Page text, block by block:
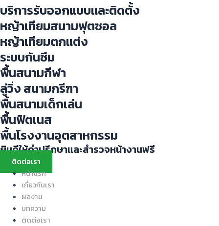
บริการรับออกแบบและติดตั้ง
หญ้าเทียมสนามฟุตซอล
หญ้าเทียมตกแต่ง
ระบบกันซึม
พื้นสนามกีฬา
ลู่วิ่ง สนามกรีฑา
พื้นสนามเด็กเล่น
พื้นฟิตเนส
พื้นโรงงานอุตสาหกรรม
ยินดีให้คำปรึกษาและสำรวจหน้างานฟรี
ติดต่อเรา
หน้าแรก
เกี่ยวกับเรา
ผลงาน
บทความ
ติดต่อเรา